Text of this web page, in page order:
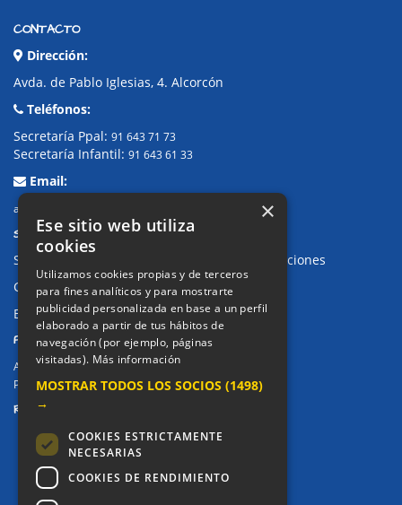
CONTACTO
Dirección:
Avda. de Pablo Iglesias, 4. Alcorcón
Teléfonos:
Secretaría Ppal: 91 643 71 73
Secretaría Infantil: 91 643 61 33
Email:
alkor@colegioalkor.com
SUGERENCIAS Y CANAL DE DENUNCIAS
Sugerencias, Quejas, Reclamaciones y Felicitaciones
Canal de denuncias
Buzón denuncia drogas CM
PRIVACIDAD
Aviso legal / Política de privacidad
Política de Cookies
REDES SOCIALES
×
Ese sitio web utiliza
cookies
Utilizamos cookies propias y de terceros
para fines analíticos y para mostrarte
publicidad personalizada en base a un perfil
elaborado a partir de tus hábitos de
navegación (por ejemplo, páginas
visitadas). Más información
MOSTRAR TODOS LOS SOCIOS (1498)
→
COOKIES ESTRICTAMENTE
NECESARIAS
COOKIES DE RENDIMIENTO